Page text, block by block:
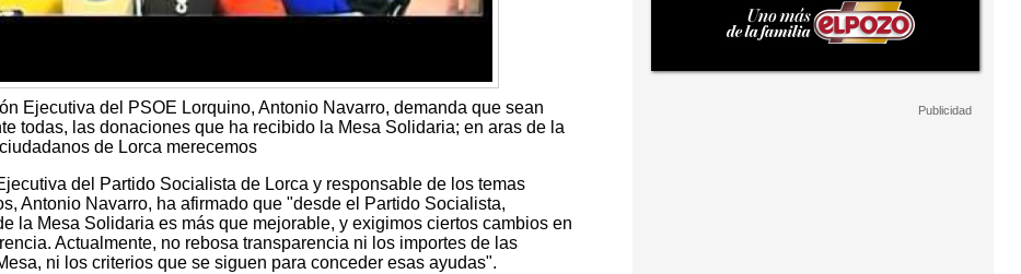
Ejecutiva del PSOE Lorquino, Antonio Navarro, demanda que sean
todas, las donaciones que ha recibido la Mesa Solidaria; en aras de la
de Lorca merecemos
del Partido Socialista de Lorca y responsable de los temas
Antonio Navarro, ha afirmado que "desde el Partido Socialista,
la Mesa Solidaria es más que mejorable, y exigimos ciertos cambios en
Actualmente, no rebosa transparencia ni los importes de las
ni los criterios que se siguen para conceder esas ayudas".